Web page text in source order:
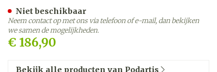
€ 186,90
Niet beschikbaar
Neem contact op met ons via telefoon of e-mail, dan bekijken
we samen de mogelijkheden.
Bekijk alle producten van Podartis